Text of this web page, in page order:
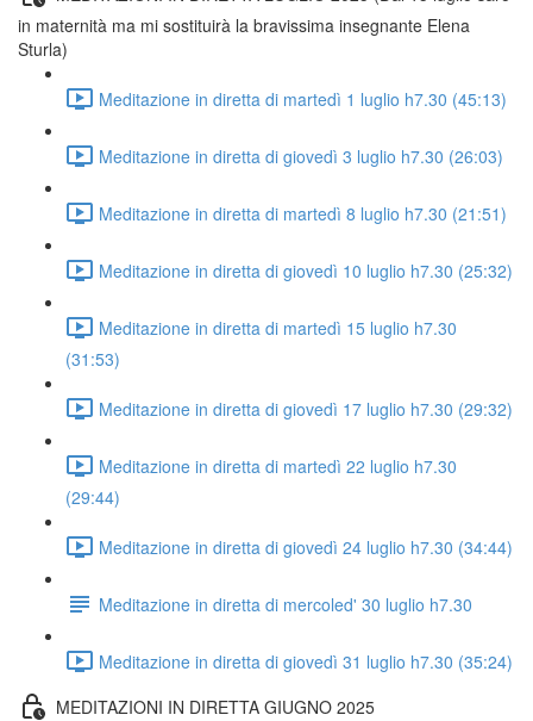
in maternità ma mi sostituirà la bravissima insegnante Elena
Sturla)
Meditazione in diretta di martedì 1 luglio h7.30 (45:13)
Meditazione in diretta di giovedì 3 luglio h7.30 (26:03)
Meditazione in diretta di martedì 8 luglio h7.30 (21:51)
Meditazione in diretta di giovedì 10 luglio h7.30 (25:32)
Meditazione in diretta di martedì 15 luglio h7.30
(31:53)
Meditazione in diretta di giovedì 17 luglio h7.30 (29:32)
Meditazione in diretta di martedì 22 luglio h7.30
(29:44)
Meditazione in diretta di giovedì 24 luglio h7.30 (34:44)
Meditazione in diretta di mercoled' 30 luglio h7.30
Meditazione in diretta di giovedì 31 luglio h7.30 (35:24)
MEDITAZIONI IN DIRETTA GIUGNO 2025